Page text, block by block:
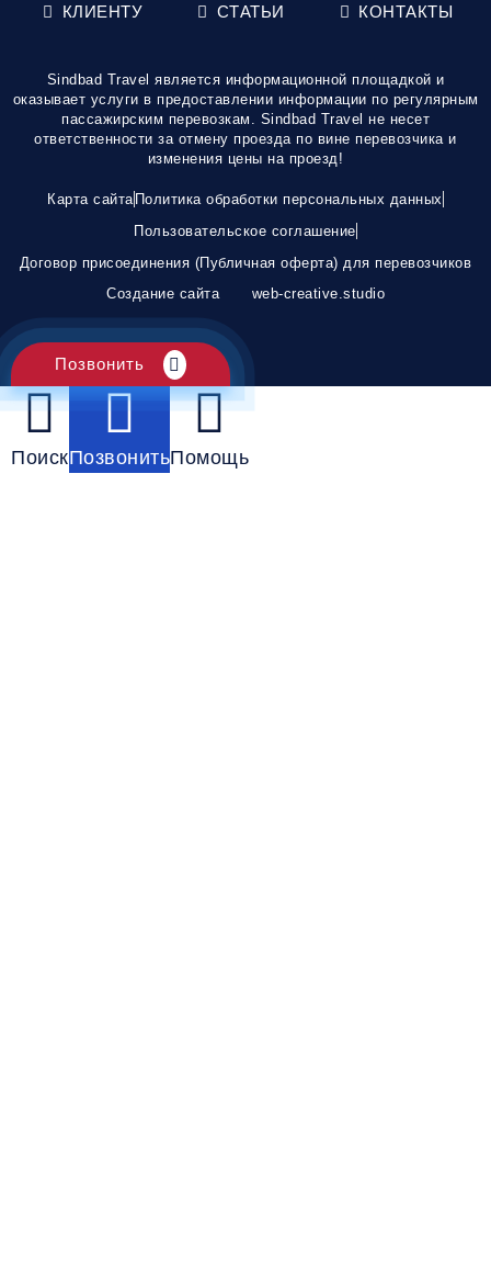
КЛИЕНТУ СТАТЬИ КОНТАКТЫ
Sindbad Travel является информационной площадкой и
оказывает услуги в предоставлении информации по регулярным
пассажирским перевозкам. Sindbad Travel не несет
ответственности за отмену проезда по вине перевозчика и
изменения цены на проезд!
Карта сайта Политика обработки персональных данных
Пользовательское соглашение
Договор присоединения (Публичная оферта) для перевозчиков
Создание сайта
web-creative.studio
Позвонить
ПоискПозвонитьПомощь